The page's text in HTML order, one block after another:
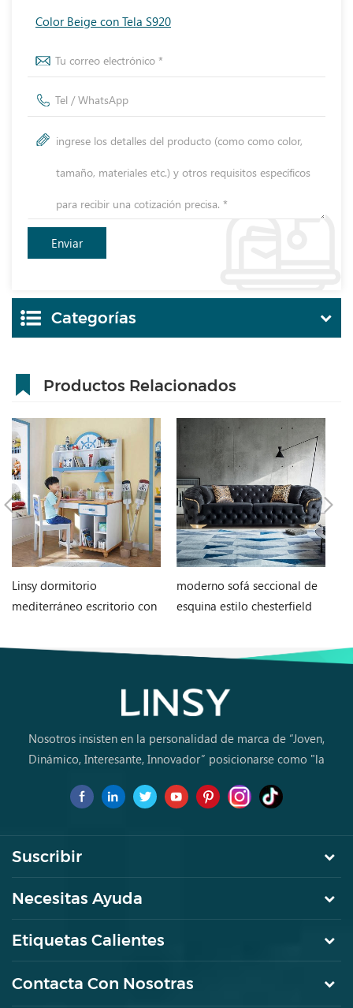
Color Beige con Tela S920
Categorías
Productos Relacionados
Linsy dormitorio
mediterráneo escritorio con
integrado niño niña
computadora escritorio
moderno sofá seccional de
esquina estilo chesterfield
Nosotros insisten en la personalidad de marca de “Joven,
Dinámico, Interesante, Innovador” posicionarse como "la
por primera vez.
Suscribir
Necesitas Ayuda
Etiquetas Calientes
Contacta Con Nosotras